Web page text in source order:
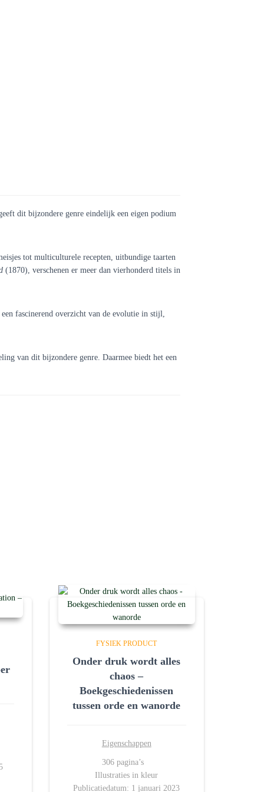
dit bijzondere genre eindelijk een eigen podium
tot multiculturele recepten, uitbundige taarten
(1870), verschenen er meer dan vierhonderd titels in
fascinerend overzicht van de evolutie in stijl,
van dit bijzondere genre. Daarmee biedt het een
FYSIEK PRODUCT
Onder druk wordt alles
chaos –
Boekgeschiedenissen
tussen orde en wanorde
Eigenschappen
306 pagina’s
Illustraties in kleur
Publicatiedatum: 1 januari 2023